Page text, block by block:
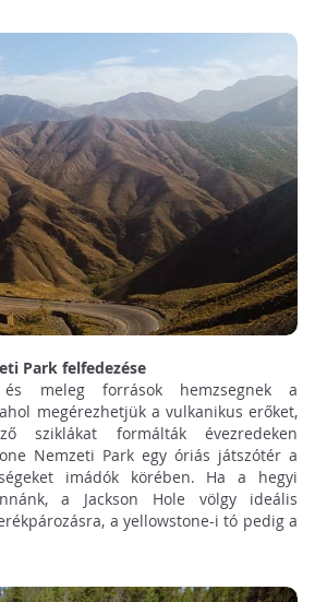
Park felfedezése
és meleg források hemzsegnek a
megérezhetjük a vulkanikus erőket,
sziklákat formálták évezredeken
Nemzeti Park egy óriás játszótér a
imádók körében. Ha a hegyi
a Jackson Hole völgy ideális
a yellowstone-i tó pedig a